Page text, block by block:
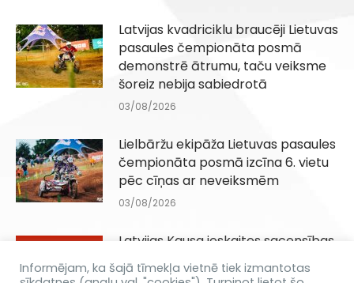
Latvijas kvadriciklu braucēji Lietuvas
pasaules čempionāta posmā
demonstrē ātrumu, taču veiksme
šoreiz nebija sabiedrotā
03/08/2026
Lielbāržu ekipāža Lietuvas pasaules
čempionāta posmā izcīna 6. vietu
pēc cīņas ar neveiksmēm
03/08/2026
Latvijas Kausa ieskaites sacensības
Dēliņkalnā 29.08.2026
Informējam, ka šajā tīmekļa vietnē tiek izmantotas